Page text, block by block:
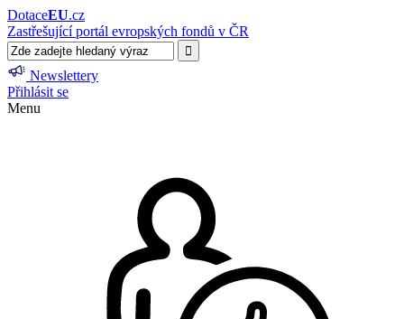
DotaceEU.cz
Zastřešující portál evropských fondů v ČR
Newslettery
Přihlásit se
Menu